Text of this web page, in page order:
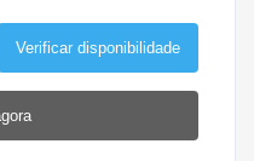
Verificar disponibilidade